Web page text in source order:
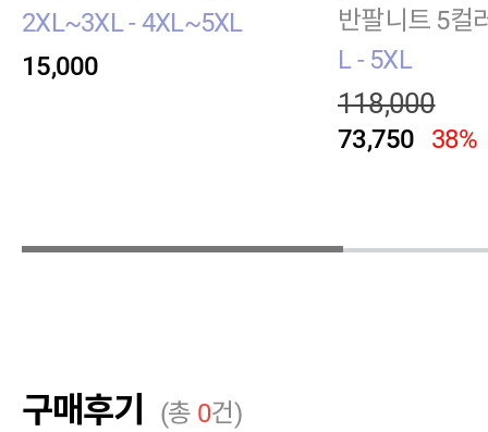
2XL~3XL - 4XL~5XL
15,000
반팔니트 5컬
L - 5XL
118,000
73,750 38%
구매후기 (총 0건)